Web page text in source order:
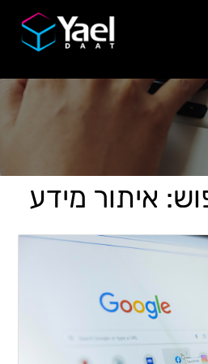
איתור מידע